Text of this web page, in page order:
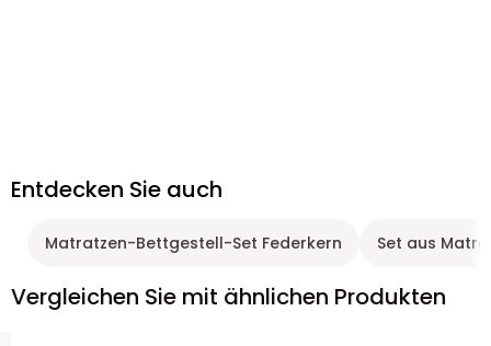
Entdecken Sie auch
Matratzen-Bettgestell-Set Federkern Set aus
Vergleichen Sie mit ähnlichen Produkten